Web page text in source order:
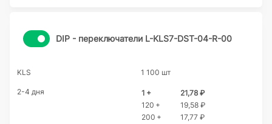
DIP - переключатели L-KLS7-DST-04-R-00
KLS 1 100 шт
2-4 дня 1 +
21,78 ₽
120 +
19,58 ₽
200 +
17,77 ₽